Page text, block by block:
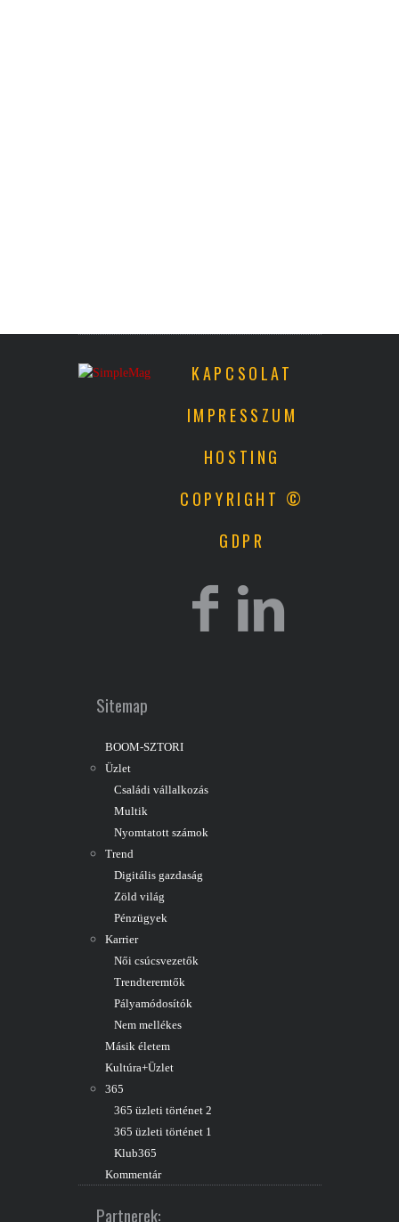
KAPCSOLAT
IMPRESSZUM
HOSTING
COPYRIGHT ©
GDPR
Sitemap
BOOM-SZTORI
Üzlet
Családi vállalkozás
Multik
Nyomtatott számok
Trend
Digitális gazdaság
Zöld világ
Pénzügyek
Karrier
Női csúcsvezetők
Trendteremtők
Pályamódosítók
Nem mellékes
Másik életem
Kultúra+Üzlet
365
365 üzleti történet 2
365 üzleti történet 1
Klub365
Kommentár
Partnerek: